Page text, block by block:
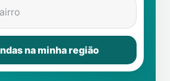
na minha região